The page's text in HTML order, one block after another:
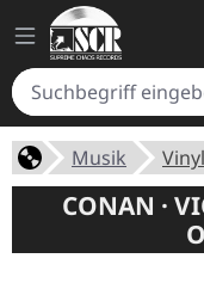
Musik Vinyl
CONAN ·